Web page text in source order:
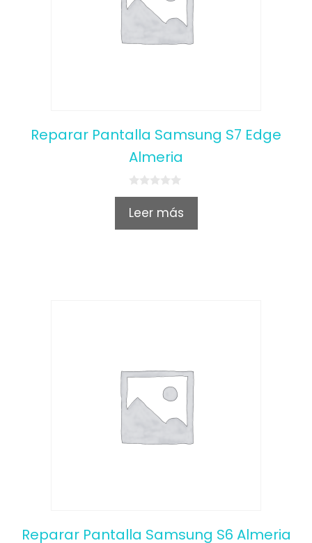
Reparar Pantalla Samsung S7 Edge
Almeria
0
u
Leer más
Reparar Pantalla Samsung S6 Almeria